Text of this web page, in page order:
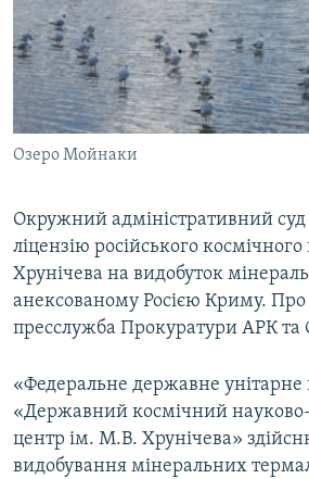
ДЕПОРТАЦІЯ
ВІДЕОУРОКИ «ELIFBE»
СВІДЧЕННЯ ОКУПАЦІЇ
УКРАЇНСЬКА ПРОБЛЕМА КРИМУ
ІНФОГРАФІКА
ЯК ОБІЙТИ БЛОКУВАННЯ
Русский
Qırımtatar
ДОЛУЧАЙСЯ!
Усі сайти RFE/RL
Озеро Мойнаки
Окружний адміністративний суд
ліцензію російського
Хрунічева на видобуток
анексованому Росією Криму. Про
пресслужба Прокуратури АРК та
«Федеральне державне унітарне
«Державний космічний
центр ім. М.В. Хрунічева»
видобування мінеральних